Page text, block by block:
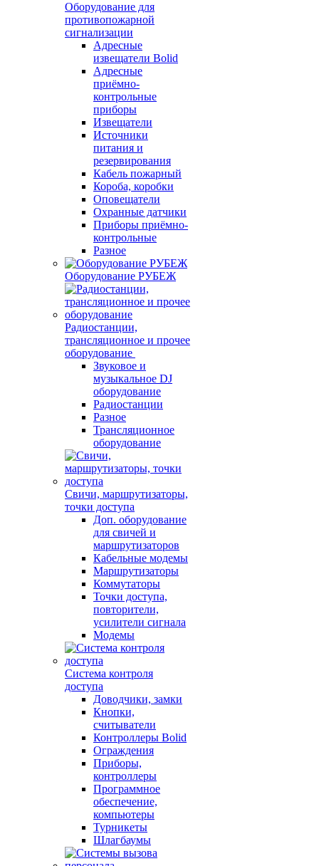
Оборудование для
противопожарной
сигнализации
Адресные
извещатели Bolid
Адресные
приёмно-
контрольные
приборы
Извещатели
Источники
питания и
резервирования
Кабель пожарный
Короба, коробки
Оповещатели
Охранные датчики
Приборы приёмно-
контрольные
Разное
Оборудование РУБЕЖ
Радиостанции,
трансляционное и прочее
оборудование
Звуковое и
музыкальное DJ
оборудование
Радиостанции
Разное
Трансляционное
оборудование
Свичи, маршрутизаторы,
точки доступа
Доп. оборудование
для свичей и
маршрутизаторов
Кабельные модемы
Маршрутизаторы
Коммутаторы
Точки доступа,
повторители,
усилители сигнала
Модемы
Система контроля
доступа
Доводчики, замки
Кнопки,
считыватели
Контроллеры Bolid
Ограждения
Приборы,
контроллеры
Программное
обеспечение,
компьютеры
Турникеты
Шлагбаумы